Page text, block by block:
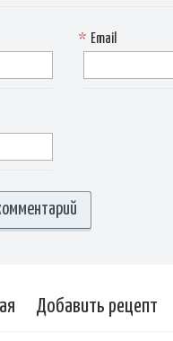
Email
*
Добавить рецепт